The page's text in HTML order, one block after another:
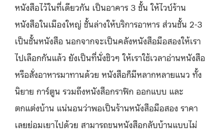
หนังสือไว้ในที่เดียวกัน เป็นอาคาร 3 ชั้น ให้ไวบ์ร้าน
หนังสือในเมืองใหญ่ ชั้นล่างให้บริการอาหาร ส่วนชั้น 2-3
เป็นชั้นหนังสือ นอกจากจะเป็นคลังหนังสือมือสองให้เรา
ไปเลือกกันแล้ว ยังเป็นที่นั่งชิวๆ ให้เราใช้เวลาอ่านหนังสือ
หรือสั่งอาหารมาทานด้วย หนังสือก็มีหลากหลายแนว ทั้ง
นิยาย การ์ตูน รวมถึงหนังสือกราฟิก ออกแบบ และ
ตกแต่งบ้าน แน่นอนว่าพอเป็นร้านหนังสือมือสอง ราคา
เลยย่อมเยาไปด้วย สามารถขนหนังสือกลับบ้านแบบไม่